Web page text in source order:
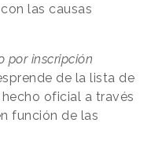
las causas
por inscripción
de la lista de
oficial a través
función de las